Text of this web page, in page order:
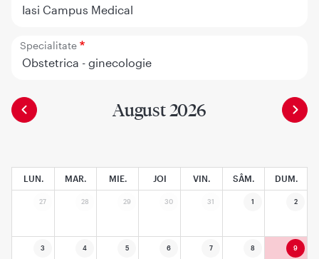
Iasi Campus Medical
Specialitate
Obstetrica - ginecologie
August 2026
LUN. MAR. MIE. JOI VIN. SÂM. DUM.
27 28 29 30 31 1 2
3 4 5 6 7 8 9